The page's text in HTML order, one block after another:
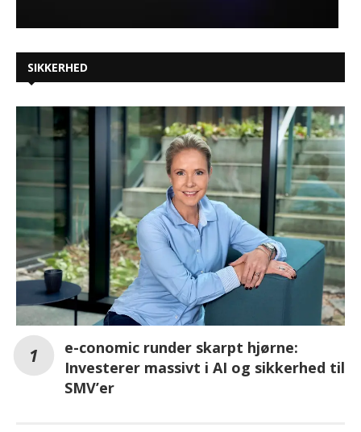
SIKKERHED
e-conomic runder skarpt hjørne:
Investerer massivt i AI og sikkerhed til
SMV’er